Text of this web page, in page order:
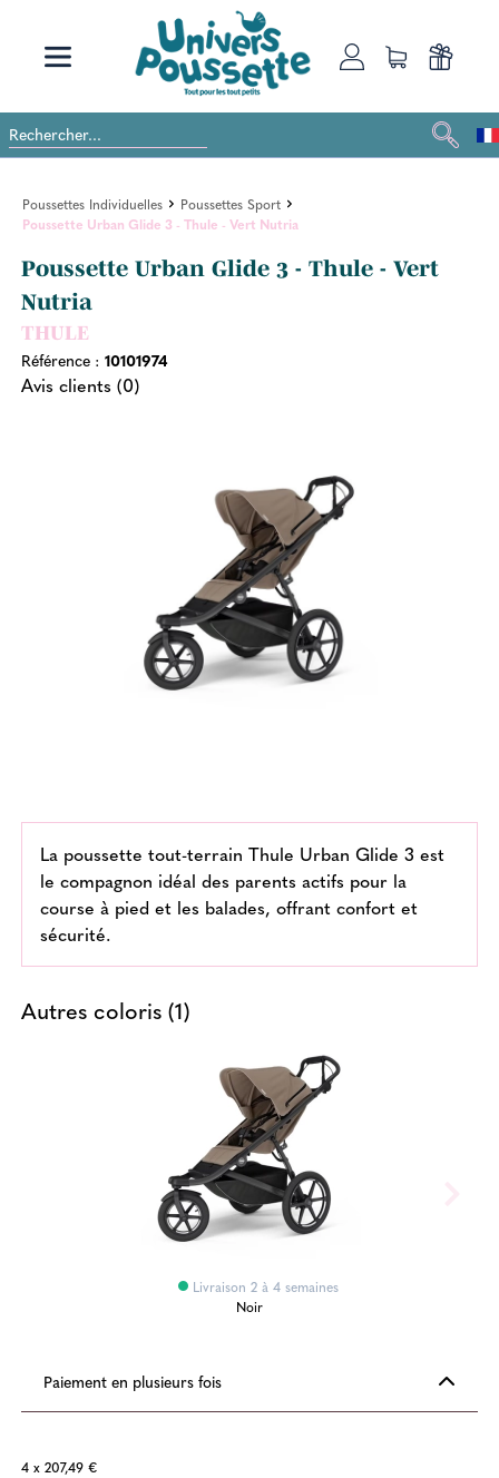
Poussettes Individuelles
Poussettes Sport
Poussette Urban Glide 3 - Thule - Vert Nutria
Poussette Urban Glide 3 - Thule - Vert
Nutria
THULE
Référence : 10101974
Avis clients (0)
La poussette tout-terrain Thule Urban Glide 3 est
le compagnon idéal des parents actifs pour la
course à pied et les balades, offrant confort et
sécurité.
Autres coloris (1)
Livraison 2 à 4 semaines
Noir
Paiement en plusieurs fois
4 x 207,49 €